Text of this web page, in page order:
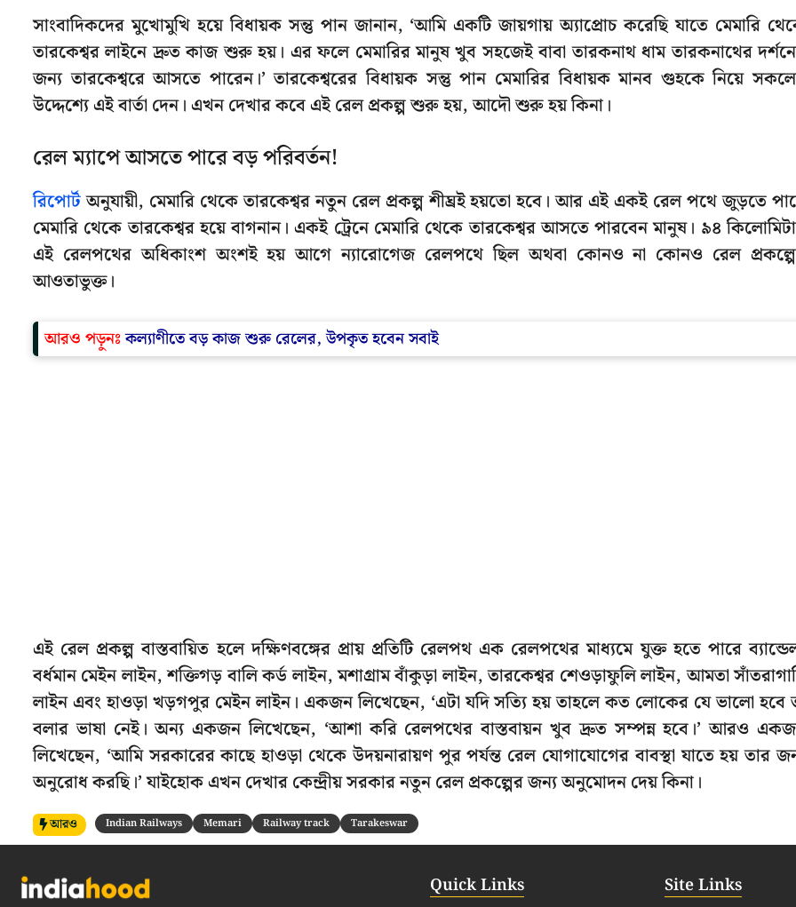
সাংবাদিকদের মুখোমুখি হয়ে বিধায়ক সন্তু পান জানান, ‘আমি একটি জায়গায় অ্যাপ্রোচ করেছি যাতে মেমারি
তারকেশ্বর লাইনে দ্রুত কাজ শুরু হয়। এর ফলে মেমারির মানুষ খুব সহজেই বাবা তারকনাথ ধাম তারকনাথের
জন্য তারকেশ্বরে আসতে পারেন।’ তারকেশ্বরের বিধায়ক সন্তু পান মেমারির বিধায়ক মানব গুহকে নিয়ে
উদ্দেশ্যে এই বার্তা দেন। এখন দেখার কবে এই রেল প্রকল্প শুরু হয়, আদৌ শুরু হয় কিনা।
রেল ম্যাপে আসতে পারে বড় পরিবর্তন!
রিপোর্টঅনুযায়ী, মেমারি থেকে তারকেশ্বর নতুন রেল প্রকল্প শীঘ্রই হয়তো হবে। আর এই একই রেল পথে জুড়তে
মেমারি থেকে তারকেশ্বর হয়ে বাগনান। একই ট্রেনে মেমারি থেকে তারকেশ্বর আসতে পারবেন মানুষ। ৯৪
এই রেলপথের অধিকাংশ অংশই হয় আগে ন্যারোগেজ রেলপথে ছিল অথবা কোনও না কোনও রেল
আওতাভুক্ত।
আরও পড়ুনঃকল্যাণীতে বড় কাজ শুরু রেলের, উপকৃত হবেন সবাই
এই রেল প্রকল্প বাস্তবায়িত হলে দক্ষিণবঙ্গের প্রায় প্রতিটি রেলপথ এক রেলপথের মাধ্যমে যুক্ত হতে পারে
বর্ধমান মেইন লাইন, শক্তিগড় বালি কর্ড লাইন, মশাগ্রাম বাঁকুড়া লাইন, তারকেশ্বর শেওড়াফুলি লাইন, আমতা
লাইন এবং হাওড়া খড়গপুর মেইন লাইন। একজন লিখেছেন, ‘এটা যদি সত্যি হয় তাহলে কত লোকের যে ভালো হবে
বলার ভাষা নেই। অন্য একজন লিখেছেন, ‘আশা করি রেলপথের বাস্তবায়ন খুব দ্রুত সম্পন্ন হবে।’ আরও
লিখেছেন, ‘আমি সরকারের কাছে হাওড়া থেকে উদয়নারায়ণ পুর পর্যন্ত রেল যোগাযোগের বাবস্থা যাতে হয় তার
অনুরোধ করছি।’ যাইহোক এখন দেখার কেন্দ্রীয় সরকার নতুন রেল প্রকল্পের জন্য অনুমোদন দেয় কিনা।
আরও Indian Railways Memari Railway track Tarakeswar
Quick Links Site Links